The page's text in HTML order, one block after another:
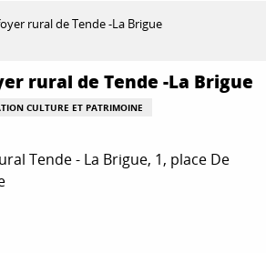
rural de Tende -La Brigue
rural de Tende -La Brigue
CULTURE ET PATRIMOINE
Tende - La Brigue, 1, place De
favoris